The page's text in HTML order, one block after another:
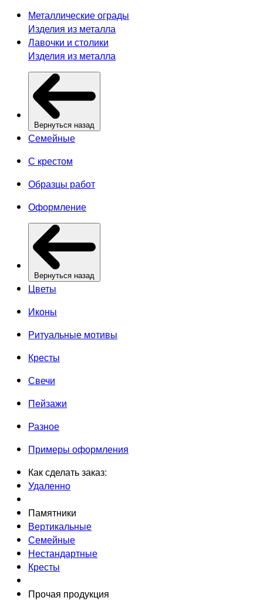
Металлические ограды
Изделия из металла
Лавочки и столики
Изделия из металла
Вернуться назад
Семейные
С крестом
Образцы работ
Оформление
Вернуться назад
Цветы
Иконы
Ритуальные мотивы
Кресты
Свечи
Пейзажи
Разное
Примеры оформления
Как сделать заказ:
Удаленно
Памятники
Вертикальные
Семейные
Нестандартные
Кресты
Прочая продукция